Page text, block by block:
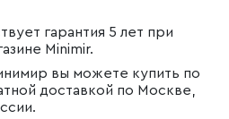
гарантия 5 лет при
Minimir.
вы можете купить по
доставкой по Москве,